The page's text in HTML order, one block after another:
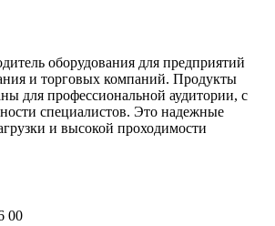
оборудования для предприятий
и торговых компаний. Продукты
для профессиональной аудитории, с
специалистов. Это надежные
и высокой проходимости
00